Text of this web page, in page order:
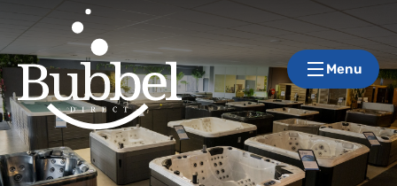
Menu